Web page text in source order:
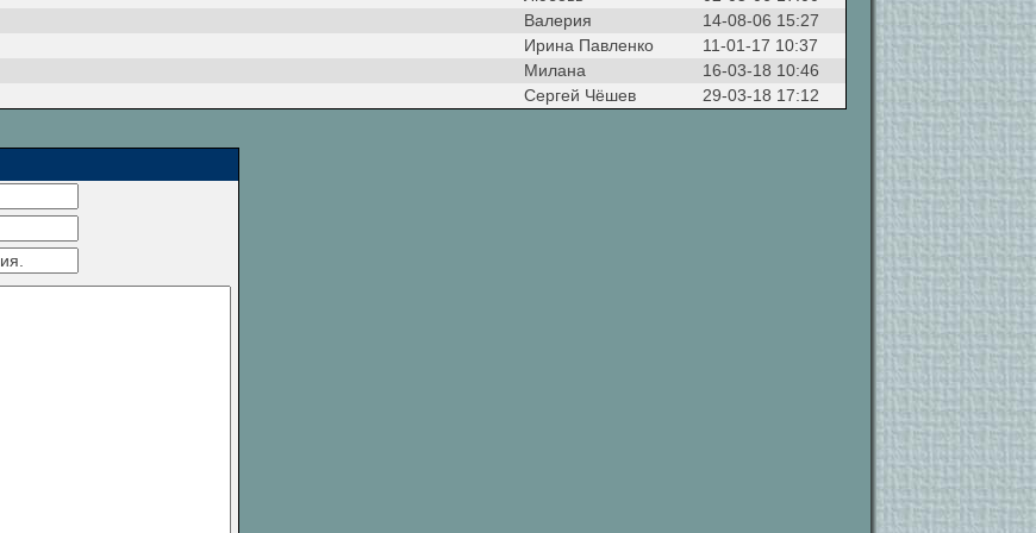
Валерия
14-08-06 15:27
Ирина Павленко
11-01-17 10:37
Милана
16-03-18 10:46
Сергей Чёшев 29-03-18 17:12